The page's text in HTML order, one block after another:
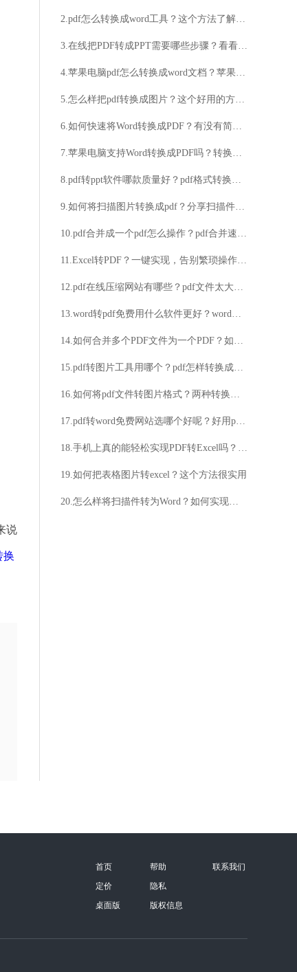
说
换
2.pdf怎么转换成word工具？这个方法了解一下
3.在线把PDF转成PPT需要哪些步骤？看看下面的内容就明白了
4.苹果电脑pdf怎么转换成word文档？苹果电脑pdf转换成word在线方法推荐
5.怎么样把pdf转换成图片？这个好用的方法收藏起来
6.如何快速将Word转换成PDF？有没有简单的方法将Word文档转换成PDF格式？
7.苹果电脑支持Word转换成PDF吗？转换后文件格式是否保持不变？
8.pdf转ppt软件哪款质量好？pdf格式转换软件真诚推荐
9.如何将扫描图片转换成pdf？分享扫描件批量转Word的操作方法
10.pdf合并成一个pdf怎么操作？pdf合并速成法
11.Excel转PDF？一键实现，告别繁琐操作！想知道如何快速将Excel转换成PDF？来了解一下！
12.pdf在线压缩网站有哪些？pdf文件太大压缩方法推荐
13.word转pdf免费用什么软件更好？word转pdf软件分享
14.如何合并多个PDF文件为一个PDF？如何实现PDF文件的合并操作？
15.pdf转图片工具用哪个？pdf怎样转换成图片？
16.如何将pdf文件转图片格式？两种转换方法分分钟搞定
17.pdf转word免费网站选哪个好呢？好用pdf网站分享
18.手机上真的能轻松实现PDF转Excel吗？想知道如何在手机上快速转换PDF为Excel？
19.如何把表格图片转excel？这个方法很实用
20.怎么样将扫描件转为Word？如何实现扫描件转换为Word？
首页
定价
桌面版
帮助
隐私
版权信息
联系我们